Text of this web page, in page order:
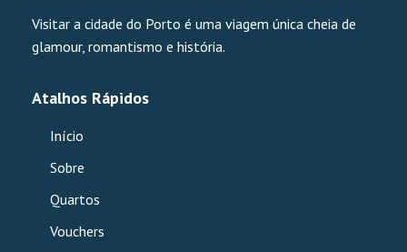
Visitar a cidade do Porto é uma viagem única cheia de
glamour, romantismo e história.
Atalhos Rápidos
Início
Sobre
Quartos
Vouchers